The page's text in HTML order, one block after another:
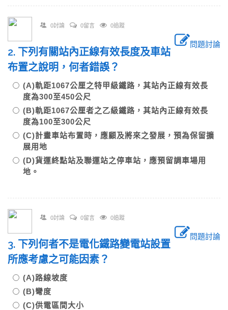
0討論 0留言 0追蹤
問題討論
2. 下列有關站內正線有效長度及車站
布置之說明，何者錯誤？
(A)軌距1067公厘之特甲級鐵路，其站內正線有效長
度為300至450公尺
(B)軌距1067公厘者之乙級鐵路，其站內正線有效長
度為100至300公尺
(C)計畫車站布置時，應顧及將來之發展，預為保留擴
展用地
(D)貨運終點站及聯運站之停車站，應預留調車場用
地。
0討論 0留言 0追蹤
問題討論
3. 下列何者不是電化鐵路變電站設置
所應考慮之可能因素？
(A)路線坡度
(B)彎度
(C)供電區間大小